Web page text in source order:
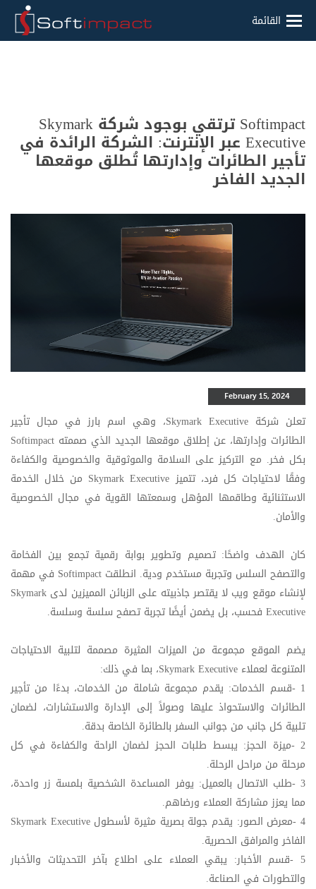
القائمة
Softimpact ترتقي بوجود شركة Skymark
Executive عبر الإنترنت: الشركة الرائدة في
تأجير الطائرات وإدارتها تُطلق موقعها
الجديد الفاخر
February 15, 2024
تعلن شركة Skymark Executive، وهي اسم بارز في مجال تأجير
الطائرات وإدارتها، عن إطلاق موقعها الجديد الذي صممته Softimpact
بكل فخر. مع التركيز على السلامة والموثوقية والخصوصية والكفاءة
وفقًا لاحتياجات كل فرد، تتميز Skymark Executive من خلال الخدمة
الاستثنائية وطاقمها المؤهل وسمعتها القوية في مجال الخصوصية
والأمان.
كان الهدف واضحًا: تصميم وتطوير بوابة رقمية تجمع بين الفخامة
والتصفح السلس وتجربة مستخدم ودية. انطلقت Softimpact في مهمة
لإنشاء موقع ويب لا يقتصر جاذبيته على الزبائن المميزين لدى Skymark
Executive فحسب، بل يضمن أيضًا تجربة تصفح سلسة وسلسة.
يضم الموقع مجموعة من الميزات المثيرة مصممة لتلبية الاحتياجات
المتنوعة لعملاء Skymark Executive، بما في ذلك:
1
-قسم الخدمات: يقدم مجموعة شاملة من الخدمات، بدءًا من تأجير
الطائرات والاستحواذ عليها وصولاً إلى الإدارة والاستشارات، لضمان
تلبية كل جانب من جوانب السفر بالطائرة الخاصة بدقة.
2
-ميزة الحجز: يبسط طلبات الحجز لضمان الراحة والكفاءة في كل
مرحلة من مراحل الرحلة.
3
-طلب الاتصال بالعميل: يوفر المساعدة الشخصية بلمسة زر واحدة،
مما يعزز مشاركة العملاء ورضاهم.
4
-معرض الصور: يقدم جولة بصرية مثيرة لأسطولSkymark Executive
الفاخر والمرافق الحصرية.
5
-قسم الأخبار: يبقي العملاء على اطلاع بآخر التحديثات والأخبار
والتطورات في الصناعة.